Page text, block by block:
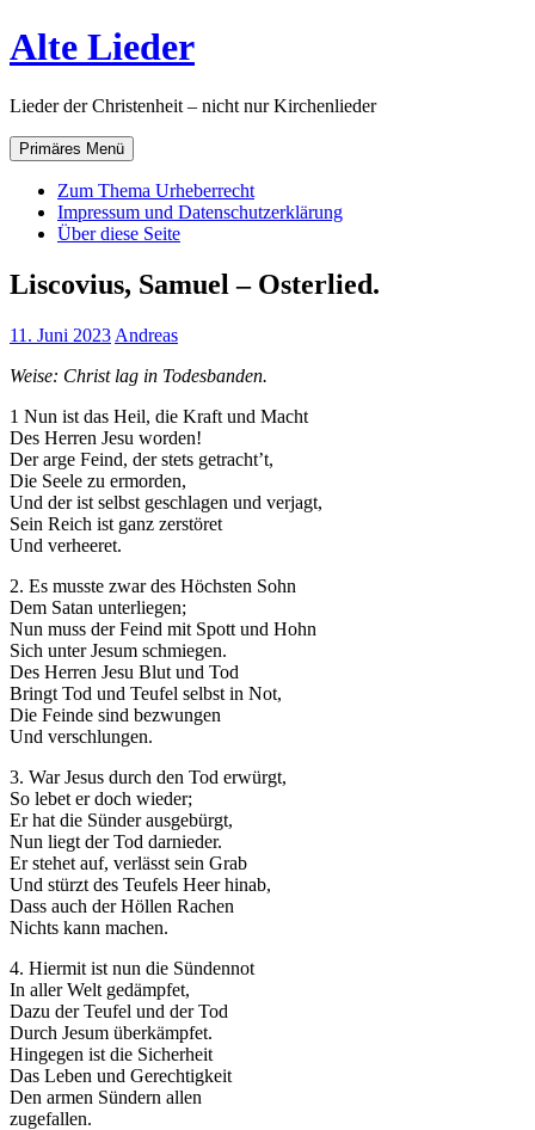
Zum
Inhalt
Alte Lieder
Lieder der Christenheit – nicht nur Kirchenlieder
Primäres Menü
Zum Thema Urheberrecht
Impressum und Datenschutzerklärung
Über diese Seite
Liscovius, Samuel – Osterlied.
11. Juni 2023 Andreas
Weise: Christ lag in Todesbanden.
1 Nun ist das Heil, die Kraft und Macht
Des Herren Jesu worden!
Der arge Feind, der stets getracht’t,
Die Seele zu ermorden,
Und der ist selbst geschlagen und verjagt,
Sein Reich ist ganz zerstöret
Und verheeret.
2. Es musste zwar des Höchsten Sohn
Dem Satan unterliegen;
Nun muss der Feind mit Spott und Hohn
Sich unter Jesum schmiegen.
Des Herren Jesu Blut und Tod
Bringt Tod und Teufel selbst in Not,
Die Feinde sind bezwungen
Und verschlungen.
3. War Jesus durch den Tod erwürgt,
So lebet er doch wieder;
Er hat die Sünder ausgebürgt,
Nun liegt der Tod darnieder.
Er stehet auf, verlässt sein Grab
Und stürzt des Teufels Heer hinab,
Dass auch der Höllen Rachen
Nichts kann machen.
4. Hiermit ist nun die Sündennot
In aller Welt gedämpfet,
Dazu der Teufel und der Tod
Durch Jesum überkämpfet.
Hingegen ist die Sicherheit
Das Leben und Gerechtigkeit
Den armen Sündern allen
zugefallen.